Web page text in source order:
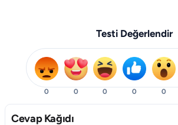
Testi Değerlendir
0 0 0 0 0
Cevap Kağıdı